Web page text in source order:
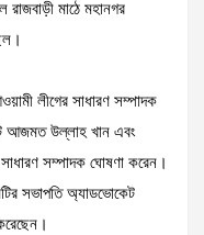
মাঠে মহানগর
লীগের সাধারণ সম্পাদক
আজমত উল্লাহ খান এবং
সম্পাদক ঘোষণা করেন।
সভাপতি অ্যাডভোকেট